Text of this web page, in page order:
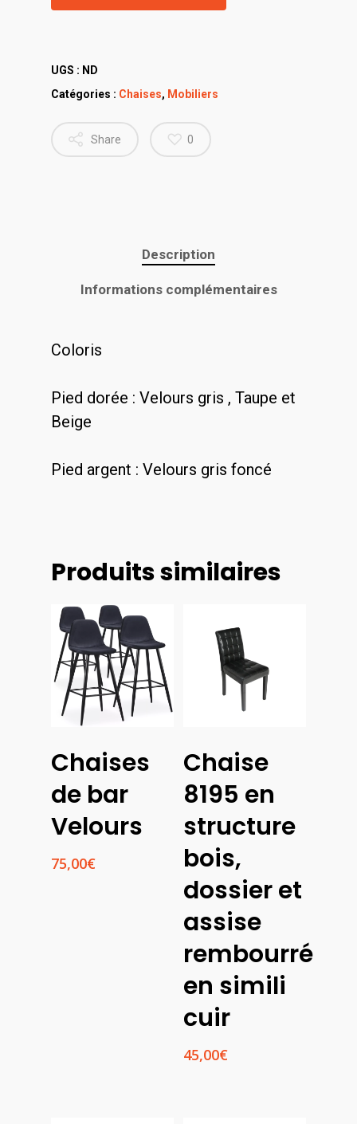
UGS : ND
Catégories : Chaises, Mobiliers
Share 0
Description
Informations complémentaires
Coloris
Pied dorée : Velours gris , Taupe et
Beige
Pied argent : Velours gris foncé
Produits similaires
Des
Options
Chaises
de bar
Velours
75,00€
Des
Options
Chaise
8195 en
structure
bois,
dossier et
assise
rembourré
en simili
cuir
45,00€